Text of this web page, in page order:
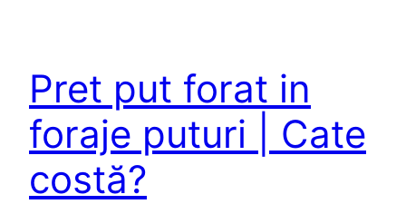
Pret put forat in
foraje puturi | Cate
costă?